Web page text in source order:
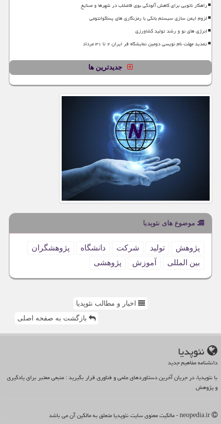
راهکار نانویی برای کاهش آلودگی بوی فاضلاب در شهرها و صنایع
لزوم ایمن سازی سیستم بانکی با رمزنگاری های پساکوانتومی
انرژی های نو و رشد تولید کشاورزی
تمدید مهلت نام نویسی دومین نمایشگاه فر ایران ۲ تا ۳۱ مرداد
جدیدترین ها
موضوع های نئوپدیا
پژوهش تولید شركت دانشگاه
پژوهشگران
بین المللی
آموزش پژوهشی
اخبار و مطالب نئوپدیا
بازگشت به صفحه اصلی
نئوپدیا
دانشنامه مفاهیم جدید
با نئوپدیا، در جریان آخرین دستاوردهای علمی و فناوری قرار بگیرید : منبعی معتبر برای یادگیری
و پژوهش